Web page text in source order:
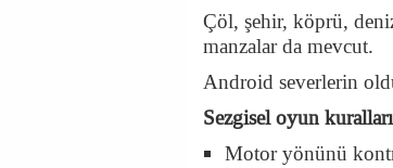
Çöl, şehir, köprü,
manzalar da mevcut.
Android severlerin
Sezgisel oyun
Motor yönünü